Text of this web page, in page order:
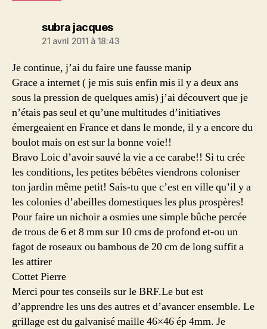
subra jacquesdit :
21 avril 2011 à 18:43
Je continue, j’ai du faire une fausse manip
Grace a internet ( je mis suis enfin mis il y a deux ans
sous la pression de quelques amis) j’ai découvert que je
n’étais pas seul et qu’une multitudes d’initiatives
émergeaient en France et dans le monde, il y a encore du
boulot mais on est sur la bonne voie!!
Bravo Loic d’avoir sauvé la vie a ce carabe!! Si tu crée
les conditions, les petites bébêtes viendrons coloniser
ton jardin même petit! Sais-tu que c’est en ville qu’il y a
les colonies d’abeilles domestiques les plus prospères!
Pour faire un nichoir a osmies une simple bûche percée
de trous de 6 et 8 mm sur 10 cms de profond et-ou un
fagot de roseaux ou bambous de 20 cm de long suffit a
les attirer
Cottet Pierre
Merci pour tes conseils sur le BRF.Le but est
d’apprendre les uns des autres et d’avancer ensemble. Le
grillage est du galvanisé maille 46×46 ép 4mm. Je